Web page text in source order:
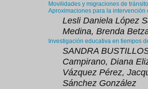
Movilidades y migraciones de
Aproximaciones para la intervención
Lesli Daniela López
Medina, Brenda
Investigación educativa en tiempos
SANDRA
Campirano, Diana
Vázquez Pérez,
Sánchez González